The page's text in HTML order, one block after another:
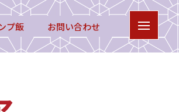
プ飯 お問い合わせ